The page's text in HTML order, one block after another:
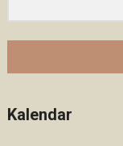
Kalendar